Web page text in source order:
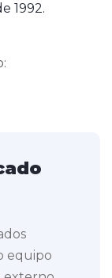
1992.
equipo